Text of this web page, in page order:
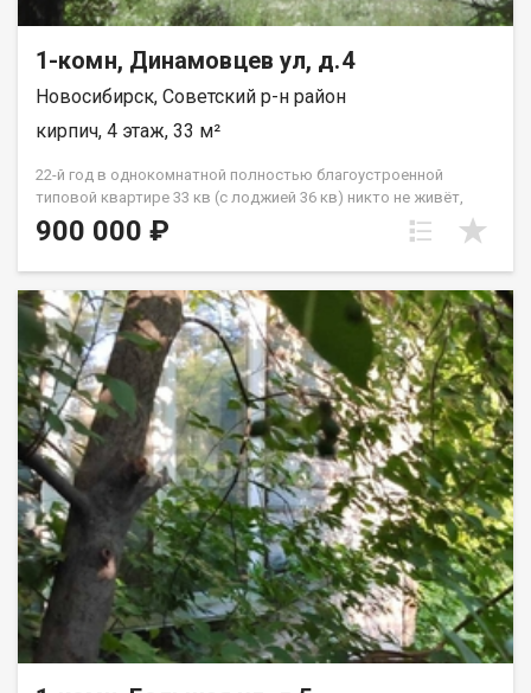
1-комн, Динамовцев ул, д.4
Новосибирск, Советский р-н район
кирпич, 4 этаж, 33 м²
22-й год в однокомнатной полностью благоустроенной
типовой квартире 33 кв (с лоджией 36 кв) никто не живёт,
никто не прописан. В квартире очень большая объёмная
кладовая , в которой можно поместить стиралку +
одежды, по сути заменяет одёжный шкаф. Не хрущёвка -
входы в кухню, в комнату из коридора квартиры. В хрущёвке
вход в кухню через комнату хрущёвки. Продам в этой
квартире по свою 1/4 долю, желательно одному человеку.
Выгодно, с учётом того,что в квартире 22-й год никто не
проживает и никто не прописан. Есть в продаже зем участок
10 соток, которым владею единолично.
900 000 ₽